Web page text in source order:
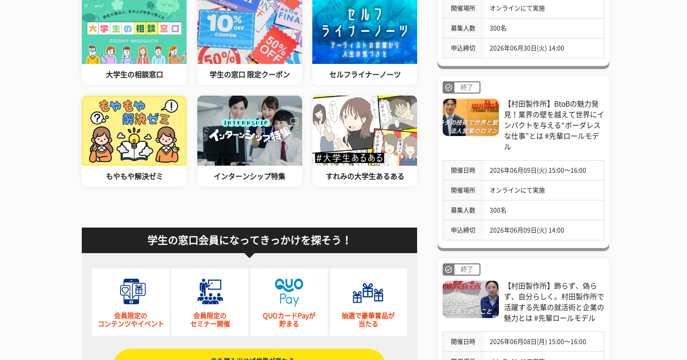
大学生の相談窓口 学生の窓口 限定クーポン セルフライナーノーツ
もやもや解決ゼミ インターンシップ特集 すれみの大学生あるある
学生の窓口会員になってきっかけを探そう！
会員限定の
コンテンツやイベント
会員限定の
セミナー開催
QUOカードPayが
貯まる
抽選で豪華賞品が
当たる
開催場所 オンラインにて実施
募集人数 300名
申込締切 2026年06月30日(火) 14:00
終了
【村田製作所】BtoBの魅力発
見！業界の壁を越えて世界にイ
ンパクトを与える“ボーダレス
な仕事”とは #先輩ロールモデ
ル
開催日時 2026年06月09日(火) 15:00〜16:00
開催場所 オンラインにて実施
募集人数 300名
申込締切 2026年06月09日(火) 14:00
終了
【村田製作所】飾らず、偽ら
ず、自分らしく。村田製作所で
活躍する先輩の就活術と企業の
魅力とは #先輩ロールモデル
開催日時 2026年06月08日(月) 15:00〜16:00